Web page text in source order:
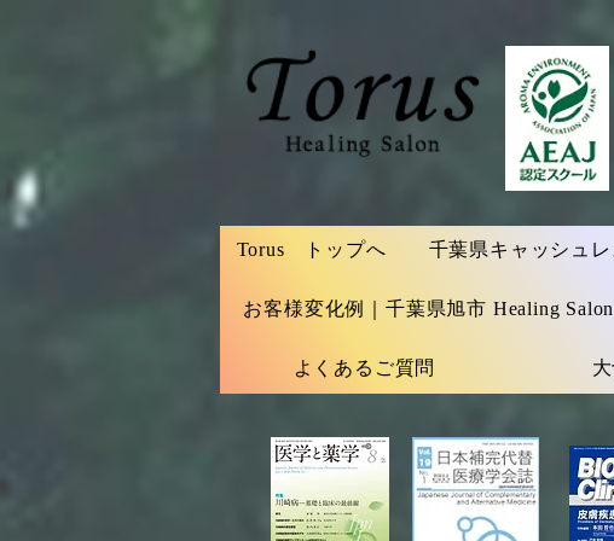
Torus トップへ 千葉県キャッシュ
お客様変化例｜千葉県旭市 Healing
よくあるご質問